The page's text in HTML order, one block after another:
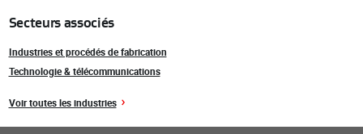
Secteurs associés
Industries et procédés de fabrication
Technologie & télécommunications
Voir toutes les industries